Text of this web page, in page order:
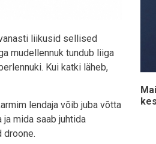
liikusid sellised
mudellennuk tundub liiga
Kui katki läheb,
lendaja võib juba võtta
mida saab juhtida
droone.